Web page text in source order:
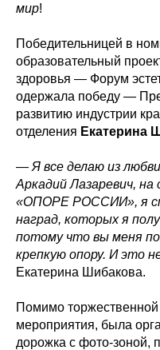
мир!
Победительницей в
образовательный
здоровья — Форум
одержала победу —
развитию индустрии
отделения Екатерина
— Я все делаю из
Аркадий Лазаревич, на
«ОПОРЕ РОССИИ», я
наград, которых я
потому что вы меня
крепкую опору. И это
Екатерина Шибакова.
Помимо
мероприятия, была
дорожка с фото-зоной,